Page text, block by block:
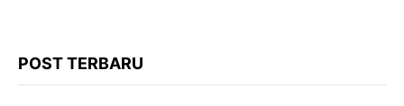
POST TERBARU